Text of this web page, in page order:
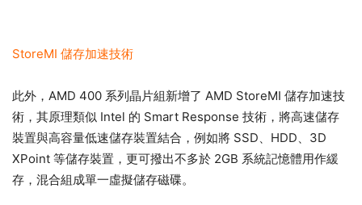
StoreMI 儲存加速技術
此外，AMD 400 系列晶片組新增了 AMD StoreMI 儲存加速技
術，其原理類似 Intel 的 Smart Response 技術，將高速儲存
裝置與高容量低速儲存裝置結合，例如將 SSD、HDD、3D
XPoint 等儲存裝置，更可撥出不多於 2GB 系統記憶體用作緩
存，混合組成單一虛擬儲存磁碟。